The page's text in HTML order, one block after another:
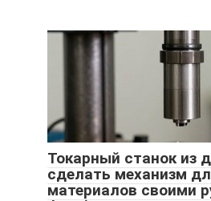
Токарный станок из
сделать механизм
материалов своими